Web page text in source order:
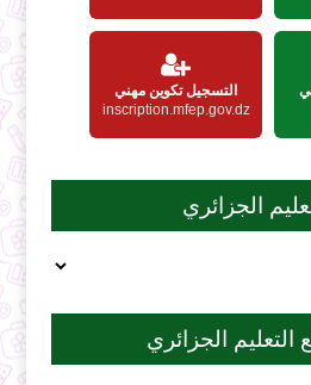
التسجيل تكوين مهني
inscription.mfep.gov.dz
الجزائري
الجزائري